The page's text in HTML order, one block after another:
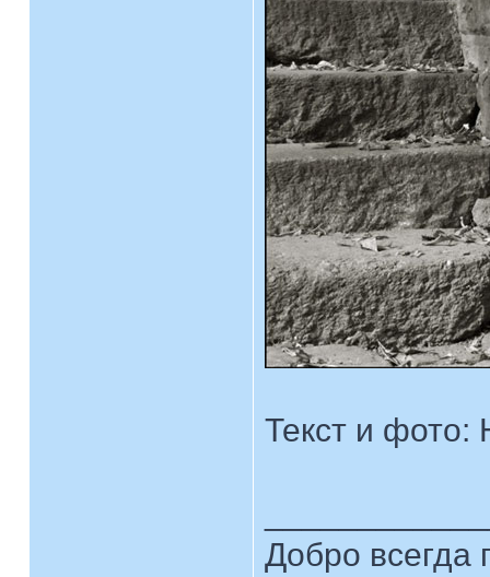
Текст и
Добро всегда